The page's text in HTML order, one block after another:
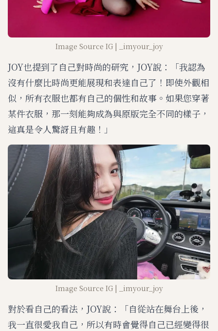
Image Source IG | _imyour_joy
JOY也提到了自己對時尚的研究，JOY說：「我認為
沒有什麼比時尚更能展現和表達自己了！即使外觀相
似，所有衣服也都有自己的個性和故事。如果您穿著
某件衣服，那一刻能夠成為與原版完全不同的樣子，
這真是令人驚訝且有趣！」
Image Source IG | _imyour_joy
對於看自己的看法，JOY說：「自從站在舞台上後，
我一直很愛我自己，所以有時會覺得自己已經變得很